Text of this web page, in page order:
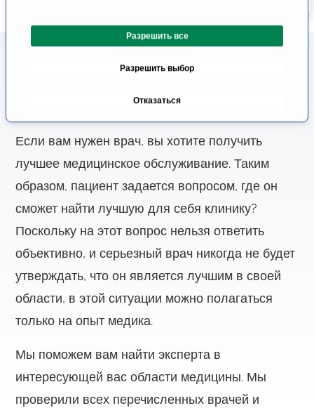
я
Разрешить все
Разрешить выбор
Отказаться
Информация о лечении в
Австрии
Если вам нужен врач, вы хотите получить
лучшее медицинское обслуживание. Таким
образом, пациент задается вопросом, где он
сможет найти лучшую для себя клинику?
Поскольку на этот вопрос нельзя ответить
объективно, и серьезный врач никогда не будет
утверждать, что он является лучшим в своей
области, в этой ситуации можно полагаться
только на опыт медика.
Мы поможем вам найти эксперта в
интересующей вас области медицины. Мы
проверили всех перечисленных врачей и